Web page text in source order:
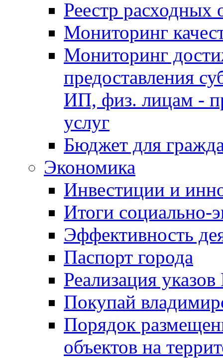
Реестр расходных
Мониторинг
Мониторинг
предоставления
ИП, физ. лицам -
услуг
Бюджет для
Экономика
Инвестиции и
Итоги социально-
Эффективность
Паспорт города
Реализация
Покупай
Порядок
объектов на